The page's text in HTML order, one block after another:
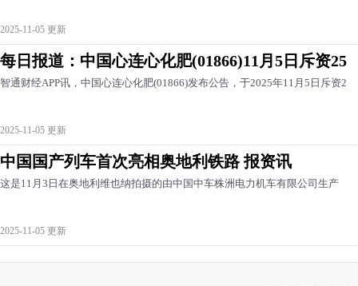
2025-11-05 更新
每日报道：中国心连心化肥(01866)11月5日斥资25
智通财经APP讯，中国心连心化肥(01866)发布公告，于2025年11月5日斥资2
2025-11-05 更新
中国国产列车首次亮相奥地利铁路 报资讯
这是11月3日在奥地利维也纳拍摄的由中国中车株洲电力机车有限公司生产
2025-11-05 更新